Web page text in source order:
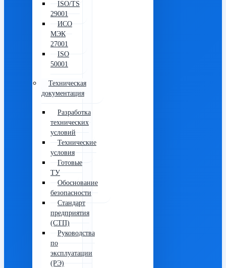
ISO/TS
29001
ИСО
МЭК
27001
ISO
50001
Техническая
документация
Разработка
технических
условий
Технические
условия
Готовые
ТУ
Обоснование
безопасности
Стандарт
предприятия
(СТП)
Руководства
по
эксплуатации
(РЭ)